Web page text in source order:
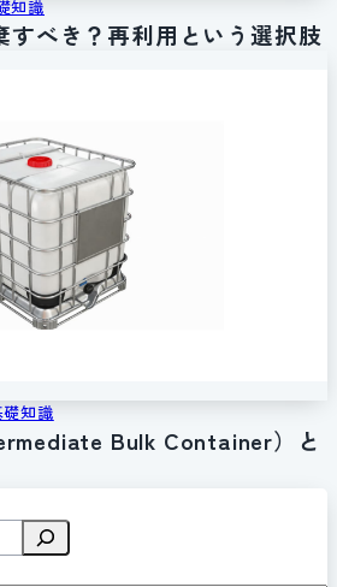
知識
すべき？再利用という選択肢
知識
Bulk Container）と